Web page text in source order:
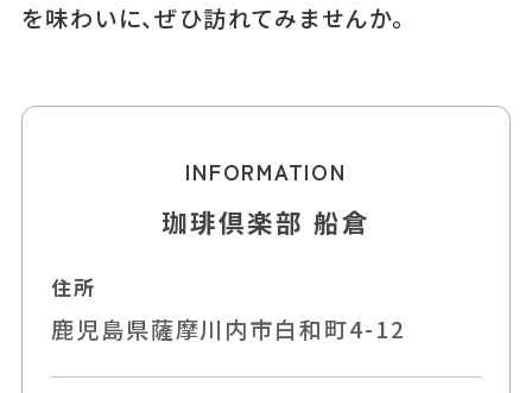
を味わいに、ぜひ訪れてみませんか。
INFORMATION
珈琲倶楽部 船倉
住所
鹿児島県薩摩川内市白和町4-12